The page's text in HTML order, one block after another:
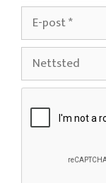
post
Nettsted